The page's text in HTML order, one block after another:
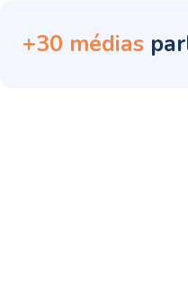
+30 médias